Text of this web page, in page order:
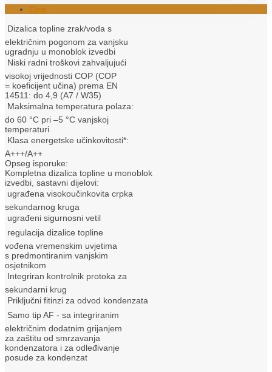
Opis
 Dizalica topline zrak/voda s
električnim pogonom za vanjsku
ugradnju u monoblok izvedbi
 Niski radni troškovi zahvaljujući
visokoj vrijednosti COP (COP
= koeficijent učina) prema EN
14511: do 4,9 (A7 / W35)
 Maksimalna temperatura polaza:
do 60 °C pri –5 °C vanjskoj
temperaturi
 Klasa energetske učinkovitosti*:
A+++/A++
Opseg isporuke:
Kompletna dizalica topline u monoblok
izvedbi, sastavni dijelovi:
 ugrađena visokoučinkovita crpka
sekundarnog kruga
 ugrađeni sigurnosni vetil
 regulacija dizalice topline
vođena vremenskim uvjetima
s predmontiranim vanjskim
osjetnikom
 Integriran kontrolnik protoka za
sekundarni krug
 Priključni fitinzi za odvod kondenzata
 Samo tip AF - sa integriranim
električnim dodatnim grijanjem
za zaštitu od smrzavanja
kondenzatora i za odleđivanje
posude za kondenzat